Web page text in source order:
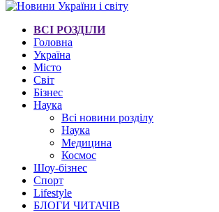
ВСІ РОЗДІЛИ
Головна
Україна
Місто
Світ
Бізнес
Наука
Всі новини розділу
Наука
Медицина
Космос
Шоу-бізнес
Спорт
Lifestyle
БЛОГИ ЧИТАЧІВ